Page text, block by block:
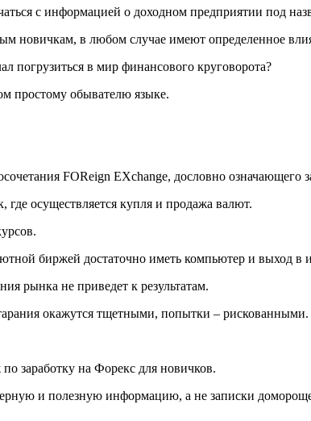
с информацией о доходном предприятии под
новичкам, в любом случае имеют определенное
погрузиться в мир финансового круговорота?
простому обывателю языке.
FOReign EXchange, дословно означающего
осуществляется купля и продажа валют.
биржей достаточно иметь компьютер и выход в
рынка не приведет к результатам.
окажутся тщетными, попытки – рискованными.
заработку на Форекс для новичков.
и полезную информацию, а не записки